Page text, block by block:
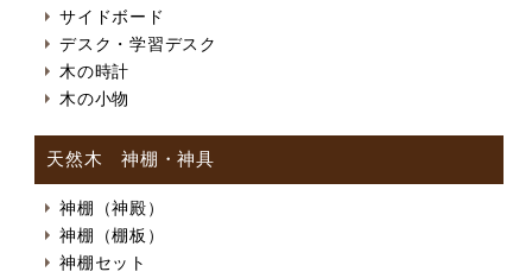
サイドボード
デスク・学習デスク
木の時計
木の小物
天然木 神棚・神具
神棚（神殿）
神棚（棚板）
神棚セット